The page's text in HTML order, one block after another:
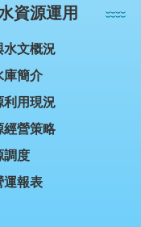
資源運用
水文概況
庫簡介
利用現況
經營策略
調度
運報表